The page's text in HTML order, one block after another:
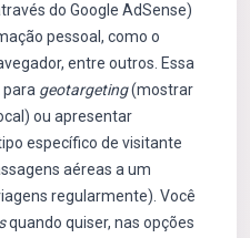
do Google AdSense)
pessoal, como o
entre outros. Essa
geotargeting(mostrar
ou apresentar
específico de visitante
aéreas a um
regularmente). Você
quando quiser, nas opções